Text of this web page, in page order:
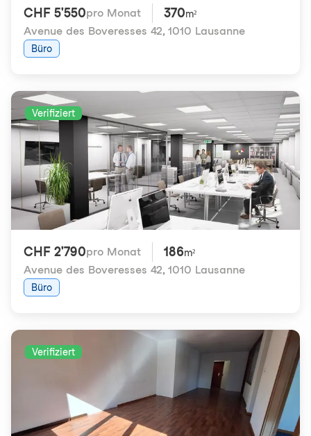
CHF 5'550pro Monat 370m²
Avenue des Boveresses 42, 1010 Lausanne
Büro
Verifiziert
CHF 2'790pro Monat 186m²
Avenue des Boveresses 42, 1010 Lausanne
Büro
Verifiziert